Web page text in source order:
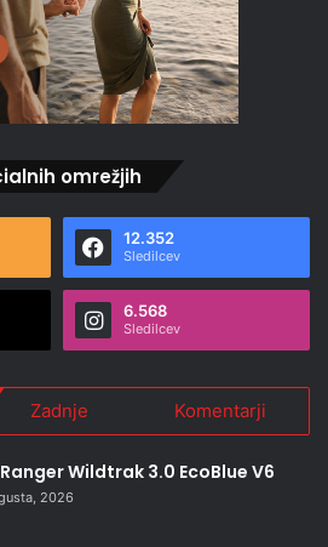
omrežjih
12.352
Sledilcev
6.568
Sledilcev
Zadnje Komentarji
Wildtrak 3.0 EcoBlue V6
2026